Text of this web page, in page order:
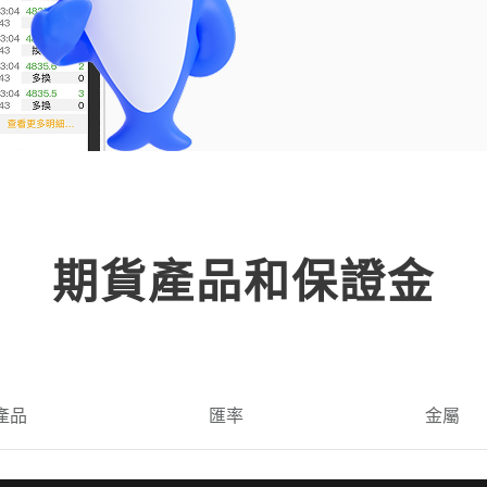
期貨產品和保證金
品 匯率 金屬